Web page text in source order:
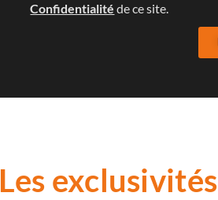
Confidentialité de ce site.
Les exclusivités